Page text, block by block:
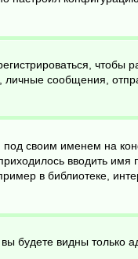
сообщения,
под своим именем на
вводить
в библиотеке,
вы будете видны